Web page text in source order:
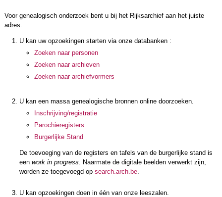
Voor genealogisch onderzoek bent u bij het Rijksarchief aan het juiste
adres.
U kan uw opzoekingen starten via onze databanken :
Zoeken naar personen
Zoeken naar archieven
Zoeken naar archiefvormers
U kan een massa genealogische bronnen online doorzoeken.
Inschrijving/registratie
Parochieregisters
Burgerlijke Stand
De toevoeging van de registers en tafels van de burgerlijke stand is
een work in progress. Naarmate de digitale beelden verwerkt zijn,
worden ze toegevoegd op search.arch.be.
U kan opzoekingen doen in één van onze leeszalen.